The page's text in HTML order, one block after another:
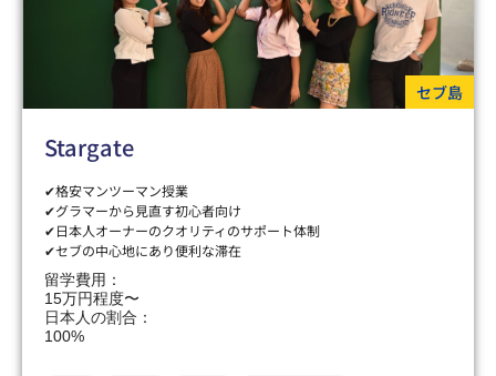
セブ島
Stargate
✔格安マンツーマン授業
✔グラマーから見直す初心者向け
✔日本人オーナーのクオリティのサポート体制
✔セブの中心地にあり便利な滞在
留学費用：
15万円程度〜
日本人の割合：
100%